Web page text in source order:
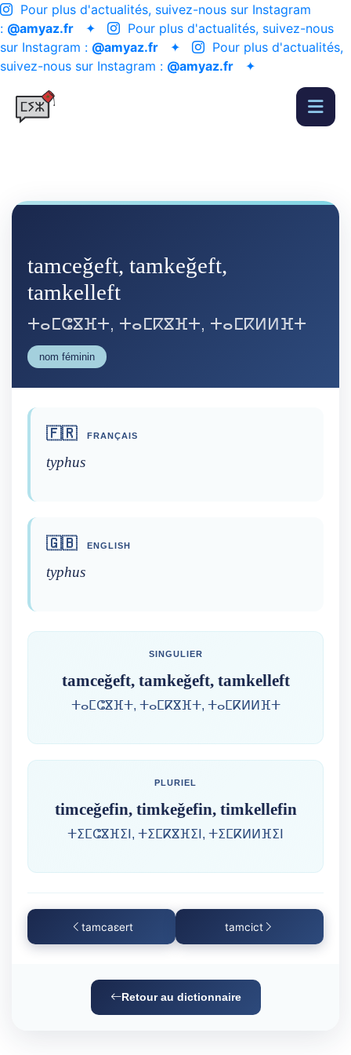
Pour plus d'actualités, suivez-nous sur Instagram
: @amyaz.fr ✦
Pour plus d'actualités, suivez-nous
sur Instagram : @amyaz.fr ✦
Pour plus d'actualités,
suivez-nous sur Instagram : @amyaz.fr ✦
tamceǧeft, tamkeǧeft,
tamkelleft
ⵜⴰⵎⵛⴵⴼⵜ, ⵜⴰⵎⴽⴵⴼⵜ, ⵜⴰⵎⴽⵍⵍⴼⵜ
nom féminin
🇫🇷 FRANÇAIS
typhus
🇬🇧 ENGLISH
typhus
SINGULIER
tamceǧeft, tamkeǧeft, tamkelleft
ⵜⴰⵎⵛⴵⴼⵜ, ⵜⴰⵎⴽⴵⴼⵜ, ⵜⴰⵎⴽⵍⵍⴼⵜ
PLURIEL
timceǧefin, timkeǧefin, timkellefin
ⵜⵉⵎⵛⴵⴼⵉⵏ, ⵜⵉⵎⴽⴵⴼⵉⵏ, ⵜⵉⵎⴽⵍⵍⴼⵉⵏ
tamcaɛert tamcict
Retour au dictionnaire